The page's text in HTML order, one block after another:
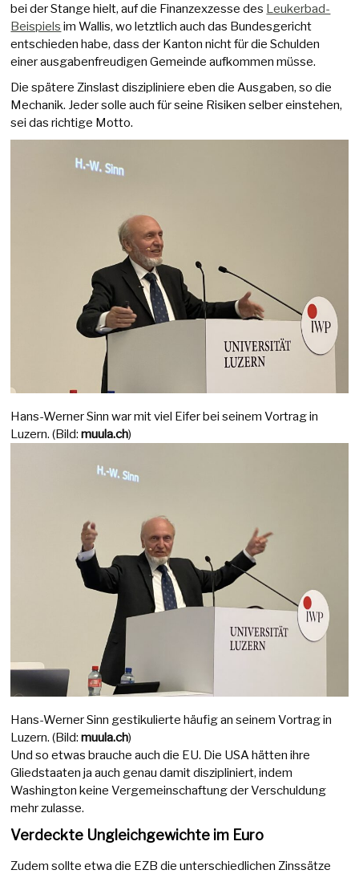
bei der Stange hielt, auf die Finanzexzesse des Leukerbad-
Beispiels im Wallis, wo letztlich auch das Bundesgericht
entschieden habe, dass der Kanton nicht für die Schulden
einer ausgabenfreudigen Gemeinde aufkommen müsse.
Die spätere Zinslast diszipliniere eben die Ausgaben, so die
Mechanik. Jeder solle auch für seine Risiken selber einstehen,
sei das richtige Motto.
Hans-Werner Sinn war mit viel Eifer bei seinem Vortrag in
Luzern. (Bild:muula.ch)
Hans-Werner Sinn gestikulierte häufig an seinem Vortrag in
Luzern. (Bild:muula.ch)
Und so etwas brauche auch die EU. Die USA hätten ihre
Gliedstaaten ja auch genau damit diszipliniert, indem
Washington keine Vergemeinschaftung der Verschuldung
mehr zulasse.
Verdeckte Ungleichgewichte im Euro
Zudem sollte etwa die EZB die unterschiedlichen Zinssätze